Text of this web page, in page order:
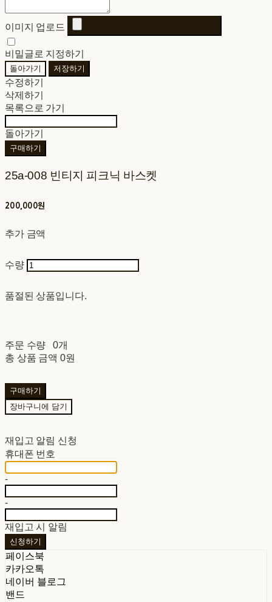
이미지 업로드
비밀글로 지정하기
돌아가기 저장하기
수정하기
삭제하기
목록으로 가기
돌아가기
구매하기
25a-008 빈티지 피크닉 바스켓
200,000원
추가 금액
수량
품절된 상품입니다.
주문 수량
0개
총 상품 금액 0원
구매하기
장바구니에 담기
재입고 알림 신청
휴대폰 번호
-
-
재입고 시 알림
신청하기
페이스북
카카오톡
네이버 블로그
밴드